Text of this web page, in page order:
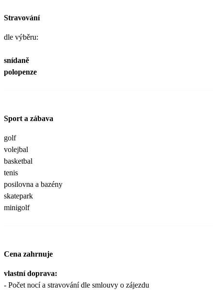
Stravování
dle výběru:
snídaně
polopenze
Sport a zábava
golf
volejbal
basketbal
tenis
posilovna a bazény
skatepark
minigolf
Cena zahrnuje
vlastní doprava:
- Počet nocí a stravování dle smlouvy o zájezdu